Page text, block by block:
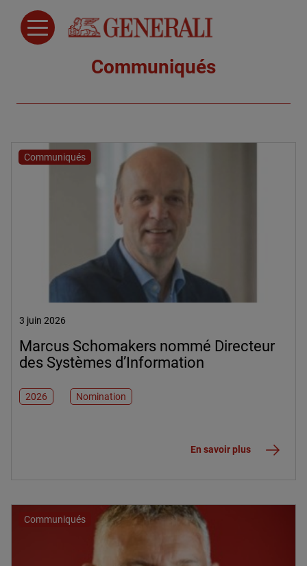
Communiqués
Communiqués
3 juin 2026
Marcus Schomakers nommé Directeur
des Systèmes d’Information
2026 Nomination
En savoir plus
Communiqués